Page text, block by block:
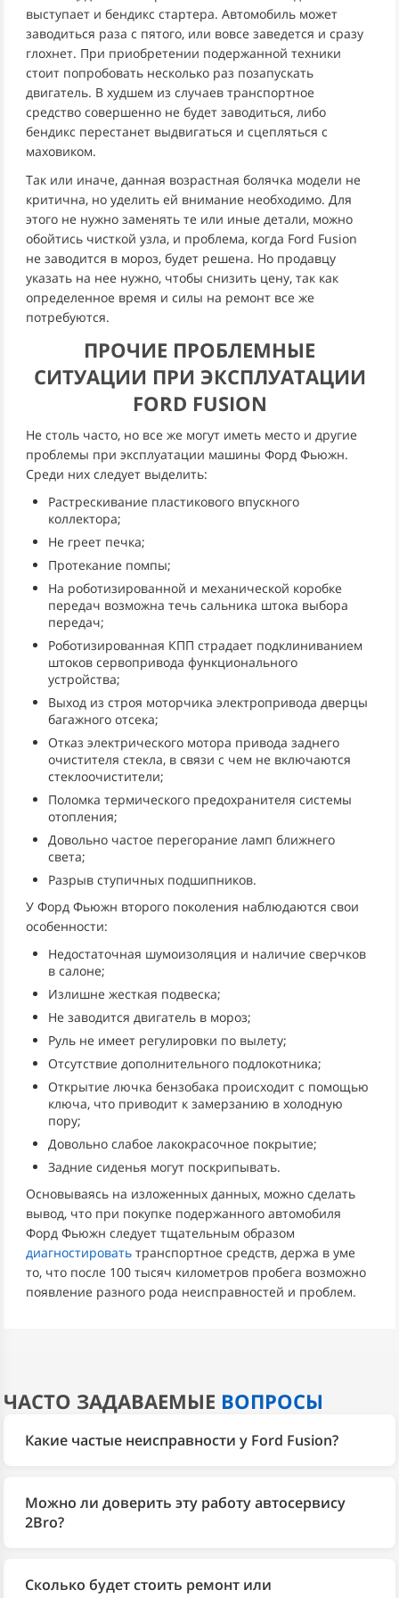
выступает и бендикс стартера. Автомобиль может
заводиться раза с пятого, или вовсе заведется и сразу
глохнет. При приобретении подержанной техники
стоит попробовать несколько раз позапускать
двигатель. В худшем из случаев транспортное
средство совершенно не будет заводиться, либо
бендикс перестанет выдвигаться и сцепляться с
маховиком.
Так или иначе, данная возрастная болячка модели не
критична, но уделить ей внимание необходимо. Для
этого не нужно заменять те или иные детали, можно
обойтись чисткой узла, и проблема, когда Ford Fusion
не заводится в мороз, будет решена. Но продавцу
указать на нее нужно, чтобы снизить цену, так как
определенное время и силы на ремонт все же
потребуются.
ПРОЧИЕ ПРОБЛЕМНЫЕ
СИТУАЦИИ ПРИ ЭКСПЛУАТАЦИИ
FORD FUSION
Не столь часто, но все же могут иметь место и другие
проблемы при эксплуатации машины Форд Фьюжн.
Среди них следует выделить:
Растрескивание пластикового впускного
коллектора;
Не греет печка;
Протекание помпы;
На роботизированной и механической коробке
передач возможна течь сальника штока выбора
передач;
Роботизированная КПП страдает подклиниванием
штоков сервопривода функционального
устройства;
Выход из строя моторчика электропривода дверцы
багажного отсека;
Отказ электрического мотора привода заднего
очистителя стекла, в связи с чем не включаются
стеклоочистители;
Поломка термического предохранителя системы
отопления;
Довольно частое перегорание ламп ближнего
света;
Разрыв ступичных подшипников.
У Форд Фьюжн второго поколения наблюдаются свои
особенности:
Недостаточная шумоизоляция и наличие сверчков
в салоне;
Излишне жесткая подвеска;
Не заводится двигатель в мороз;
Руль не имеет регулировки по вылету;
Отсутствие дополнительного подлокотника;
Открытие лючка бензобака происходит с помощью
ключа, что приводит к замерзанию в холодную
пору;
Довольно слабое лакокрасочное покрытие;
Задние сиденья могут поскрипывать.
Основываясь на изложенных данных, можно сделать
вывод, что при покупке подержанного автомобиля
Форд Фьюжн следует тщательным образом
диагностировать транспортное средств, держа в уме
то, что после 100 тысяч километров пробега возможно
появление разного рода неисправностей и проблем.
ЧАСТО ЗАДАВАЕМЫЕ ВОПРОСЫ
Какие частые неисправности у Ford Fusion?
ГРМ, трубка ГУР, роботизированная коробка и
бендикс стартера. Жёсткая подвеска чувствительна
Можно ли доверить эту работу автосервису
2Bro?
автомобилями Ford и выполняет весь спектр работ
Сколько будет стоить ремонт или